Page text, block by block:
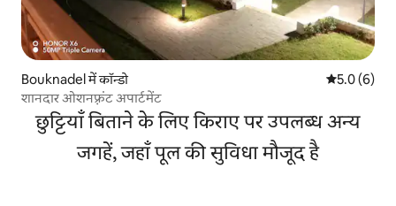
Bouknadel में कॉन्डो औसत रेटिंग 5
5.0 (6)
शानदार ओशनफ़्रंट अपार्टमेंट
छुट्टियाँ बिताने के लिए किराए पर उपलब्ध अन्य
जगहें, जहाँ पूल की सुविधा मौजूद है